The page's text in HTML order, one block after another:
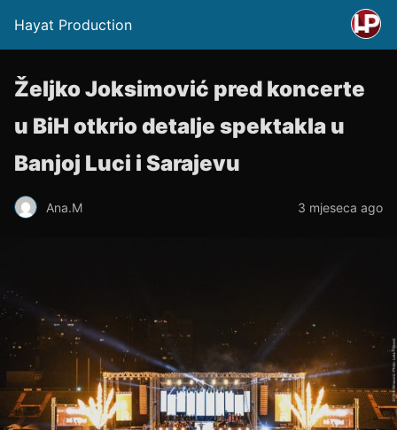
Hayat Production
Željko Joksimović pred koncerte
u BiH otkrio detalje spektakla u
Banjoj Luci i Sarajevu
Ana.M 3 mjeseca ago